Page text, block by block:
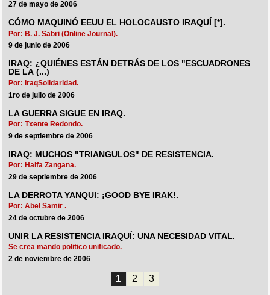
27 de mayo de 2006
CÓMO MAQUINÓ EEUU EL HOLOCAUSTO IRAQUÍ [*].
Por: B. J. Sabri (Online Journal).
9 de junio de 2006
IRAQ: ¿QUIÉNES ESTÁN DETRÁS DE LOS "ESCUADRONES
DE LA (...)
Por: IraqSolidaridad.
1ro de julio de 2006
LA GUERRA SIGUE EN IRAQ.
Por: Txente Redondo.
9 de septiembre de 2006
IRAQ: MUCHOS "TRIANGULOS" DE RESISTENCIA.
Por: Haifa Zangana.
29 de septiembre de 2006
LA DERROTA YANQUI: ¡GOOD BYE IRAK!.
Por: Abel Samir .
24 de octubre de 2006
UNIR LA RESISTENCIA IRAQUÍ: UNA NECESIDAD VITAL.
Se crea mando politico unificado.
2 de noviembre de 2006
1 2 3